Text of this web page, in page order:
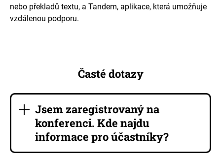
nebo překladů textu, a Tandem, aplikace, která umožňuje
vzdálenou podporu.
Časté dotazy
Jsem zaregistrovaný na
konferenci. Kde najdu
informace pro účastníky?